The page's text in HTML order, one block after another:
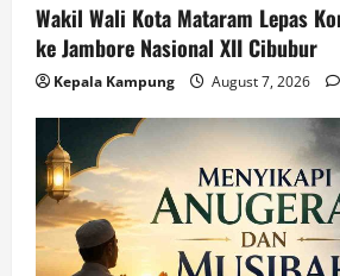
Wakil Wali Kota Mataram Lepas
ke Jambore Nasional XII Cibubur
Kepala Kampung August 7, 2026